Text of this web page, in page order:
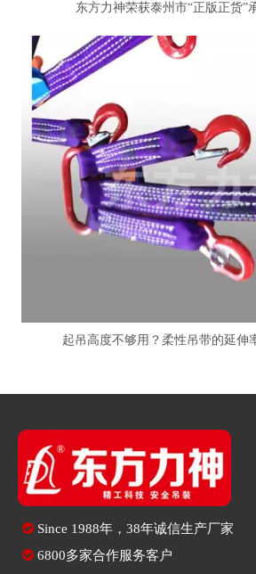
东方力神荣获泰州市“正版正货”
起吊高度不够用？柔性吊带的延伸
 Since 1988年，38年诚信生产厂家
 6800多家合作服务客户